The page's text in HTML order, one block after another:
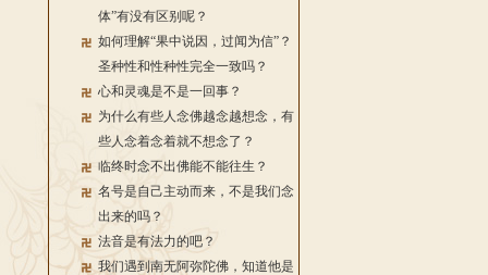
体”有没有区别呢？
如何理解“果中说因，过闻为信”？
圣种性和性种性完全一致吗？
心和灵魂是不是一回事？
为什么有些人念佛越念越想念，有
些人念着念着就不想念了？
临终时念不出佛能不能往生？
名号是自己主动而来，不是我们念
出来的吗？
法音是有法力的吧？
我们遇到南无阿弥陀佛，知道他是